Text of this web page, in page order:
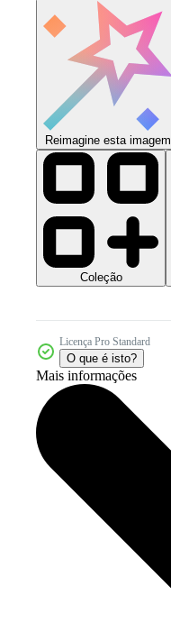
Reimagine esta imagem
Coleção
Licença Pro Standard
O que é isto?
Mais informações